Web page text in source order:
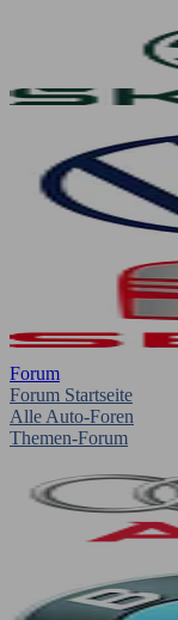
Forum
Forum Startseite
Alle Auto-Foren
Themen-Forum